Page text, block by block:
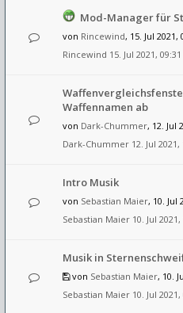
Mod-Manager für
von Rincewind, 15. Jul 2021,
Rincewind 15. Jul 2021, 09:31
Waffennamen ab
von Dark-Chummer, 12. Jul
Dark-Chummer 12. Jul 2021,
Intro Musik
von Sebastian Maier, 10. Jul
Sebastian Maier 10. Jul 2021,
Musik in
von Sebastian Maier, 10.
Sebastian Maier 10. Jul 2021,